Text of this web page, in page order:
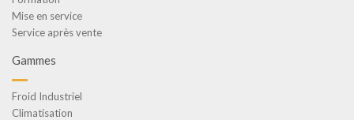
Mise en service
Service après vente
Gammes
Froid Industriel
Climatisation